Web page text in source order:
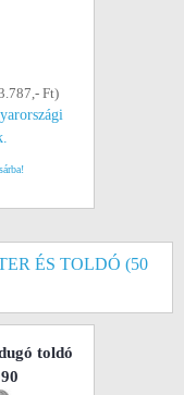
Ft)
ÉS TOLDÓ (50
toldó